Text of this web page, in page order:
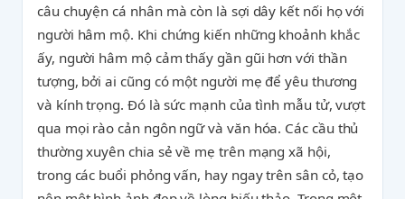
câu chuyện cá nhân mà còn là sợi dây kết nối họ với
người hâm mộ. Khi chứng kiến những khoảnh khắc
ấy, người hâm mộ cảm thấy gần gũi hơn với thần
tượng, bởi ai cũng có một người mẹ để yêu thương
và kính trọng. Đó là sức mạnh của tình mẫu tử, vượt
qua mọi rào cản ngôn ngữ và văn hóa. Các cầu thủ
thường xuyên chia sẻ về mẹ trên mạng xã hội,
trong các buổi phỏng vấn, hay ngay trên sân cỏ, tạo